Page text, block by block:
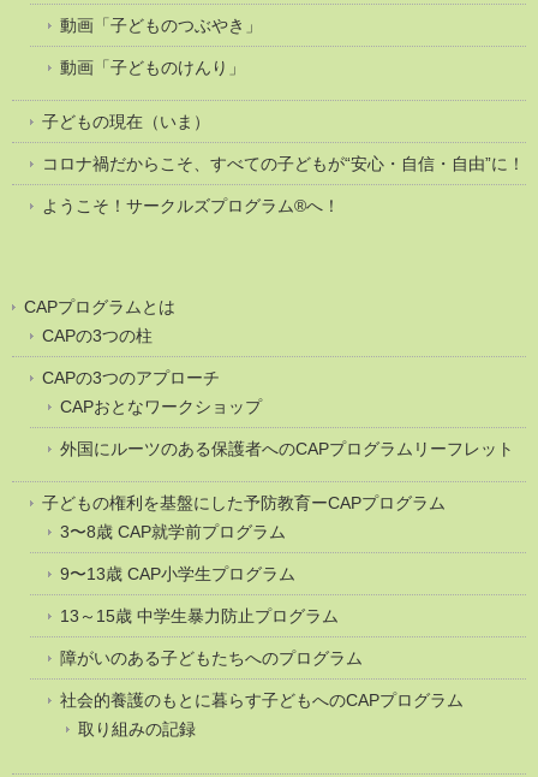
動画「子どものつぶやき」
動画「子どものけんり」
子どもの現在（いま）
コロナ禍だからこそ、すべての子どもが“安心・自信・自由”に！
ようこそ！サークルズプログラム®へ！
CAPプログラムとは
CAPの3つの柱
CAPの3つのアプローチ
CAPおとなワークショップ
外国にルーツのある保護者へのCAPプログラムリーフレット
子どもの権利を基盤にした予防教育ーCAPプログラム
3〜8歳 CAP就学前プログラム
9〜13歳 CAP小学生プログラム
13～15歳 中学生暴力防止プログラム
障がいのある子どもたちへのプログラム
社会的養護のもとに暮らす子どもへのCAPプログラム
取り組みの記録